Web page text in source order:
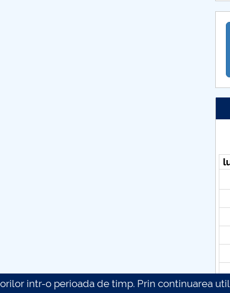
intr-o perioada de timp. Prin continuarea